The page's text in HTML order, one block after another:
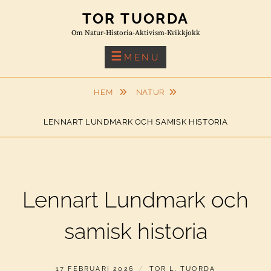
TOR TUORDA
Om Natur-Historia-Aktivism-Kvikkjokk
MENU
HEM NATUR
LENNART LUNDMARK OCH SAMISK HISTORIA
Lennart Lundmark och
samisk historia
PUBLICERAT
17 FEBRUARI 2026 AV
TOR L. TUORDA